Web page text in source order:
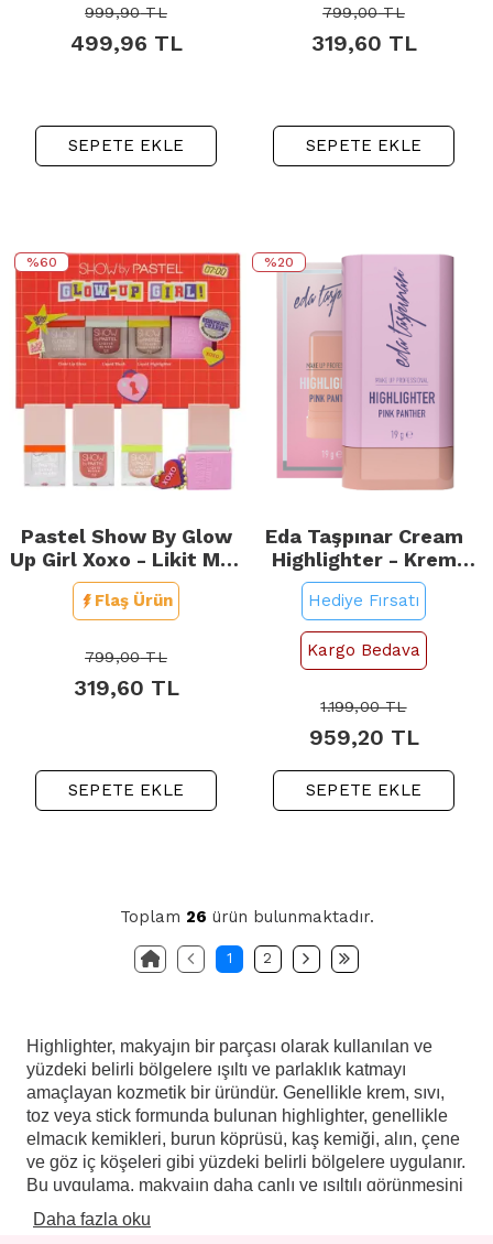
999,90TL
499,96 TL
SEPETE EKLE
799,00TL
319,60 TL
SEPETE EKLE
%60
Pastel Show By Glow
Up Girl Xoxo - Likit Mini
Kit
Flaş Ürün
799,00TL
319,60 TL
SEPETE EKLE
%20
Eda Taşpınar Cream
Highlighter - Krem
Stick Aydınlatıcı Pink
Panter 19gr
Hediye Fırsatı
Kargo Bedava
1.199,00TL
959,20 TL
SEPETE EKLE
Toplam 26 ürün bulunmaktadır.
1 2
Highlighter, makyajın bir parçası olarak kullanılan ve
yüzdeki belirli bölgelere ışıltı ve parlaklık katmayı
amaçlayan kozmetik bir üründür. Genellikle krem, sıvı,
toz veya stick formunda bulunan highlighter, genellikle
elmacık kemikleri, burun köprüsü, kaş kemiği, alın, çene
ve göz iç köşeleri gibi yüzdeki belirli bölgelere uygulanır.
Bu uygulama, makyajın daha canlı ve ışıltılı görünmesini
sağlamak ve yüz hatlarını vurgulamak için kullanılır.
Daha fazla oku